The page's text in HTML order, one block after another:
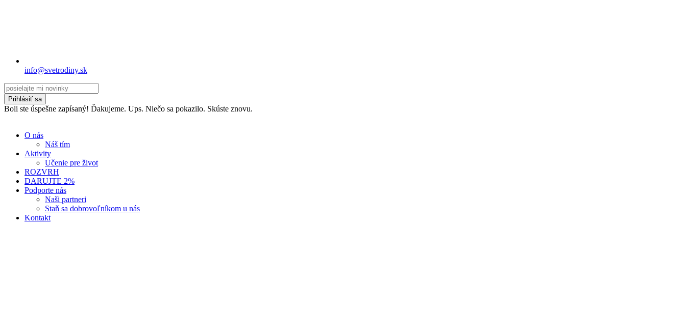
info@svetrodiny.sk
Prihlásiť sa
Boli ste úspešne zapísaný! Ďakujeme. Ups. Niečo sa pokazilo. Skúste znovu.
O nás
Náš tím
Aktivity
Učenie pre život
ROZVRH
DARUJTE 2%
Podporte nás
Naši partneri
Staň sa dobrovoľníkom u nás
Kontakt